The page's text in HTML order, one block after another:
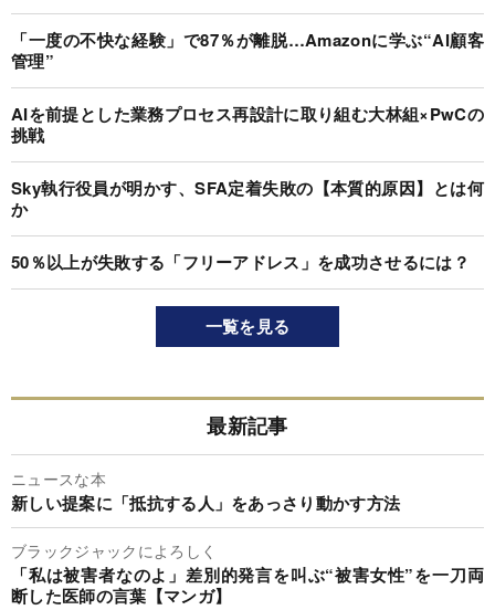
「一度の不快な経験」で87％が離脱…Amazonに学ぶ“AI顧客
管理”
AIを前提とした業務プロセス再設計に取り組む大林組×PwCの
挑戦
Sky執行役員が明かす、SFA定着失敗の【本質的原因】とは何
か
50％以上が失敗する「フリーアドレス」を成功させるには？
一覧を見る
最新記事
ニュースな本
新しい提案に「抵抗する人」をあっさり動かす方法
ブラックジャックによろしく
「私は被害者なのよ」差別的発言を叫ぶ“被害女性”を一刀両
断した医師の言葉【マンガ】